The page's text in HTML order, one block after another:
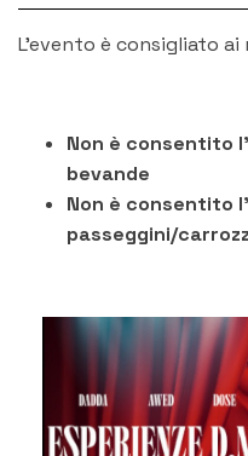
L'evento è consigliato ai
Non è consentito
bevande
Non è consentito
passeggini/